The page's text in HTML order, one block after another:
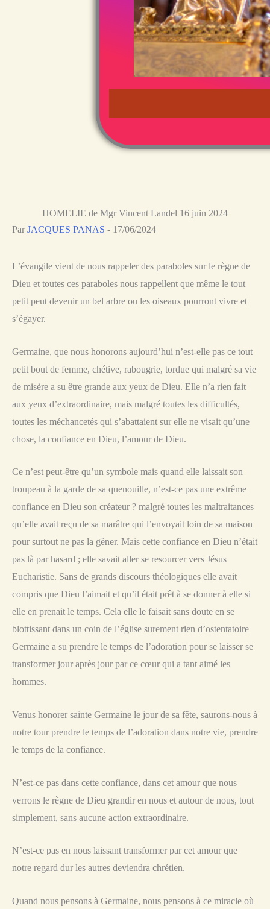
HOMELIE de Mgr Vincent Landel 16 juin 2024
Par JACQUES PANAS - 17/06/2024
L’évangile vient de nous rappeler des paraboles sur le règne de
Dieu et toutes ces paraboles nous rappellent que même le tout
petit peut devenir un bel arbre ou les oiseaux pourront vivre et
s’égayer.
Germaine, que nous honorons aujourd’hui n’est-elle pas ce tout
petit bout de femme, chétive, rabougrie, tordue qui malgré sa vie
de misère a su être grande aux yeux de Dieu. Elle n’a rien fait
aux yeux d’extraordinaire, mais malgré toutes les difficultés,
toutes les méchancetés qui s’abattaient sur elle ne visait qu’une
chose, la confiance en Dieu, l’amour de Dieu.
Ce n’est peut-être qu’un symbole mais quand elle laissait son
troupeau à la garde de sa quenouille, n’est-ce pas une extrême
confiance en Dieu son créateur ? malgré toutes les maltraitances
qu’elle avait reçu de sa marâtre qui l’envoyait loin de sa maison
pour surtout ne pas la gêner. Mais cette confiance en Dieu n’était
pas là par hasard ; elle savait aller se resourcer vers Jésus
Eucharistie. Sans de grands discours théologiques elle avait
compris que Dieu l’aimait et qu’il était prêt à se donner à elle si
elle en prenait le temps. Cela elle le faisait sans doute en se
blottissant dans un coin de l’église surement rien d’ostentatoire
Germaine a su prendre le temps de l’adoration pour se laisser se
transformer jour après jour par ce cœur qui a tant aimé les
hommes.
Venus honorer sainte Germaine le jour de sa fête, saurons-nous à
notre tour prendre le temps de l’adoration dans notre vie, prendre
le temps de la confiance.
N’est-ce pas dans cette confiance, dans cet amour que nous
verrons le règne de Dieu grandir en nous et autour de nous, tout
simplement, sans aucune action extraordinaire.
N’est-ce pas en nous laissant transformer par cet amour que
notre regard dur les autres deviendra chrétien.
Quand nous pensons à Germaine, nous pensons à ce miracle où